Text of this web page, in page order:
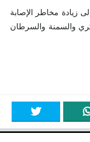
زيادة مخاطر الإصابة
والسمنة والسرطان